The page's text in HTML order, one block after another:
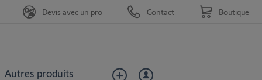
Autres produits
Devis avec un pro Contact Boutique